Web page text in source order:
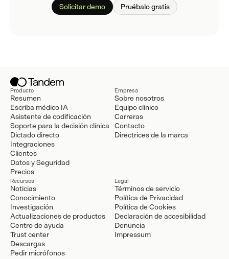
Solicitar demo Pruébalo gratis
Producto
Resumen
Escriba médico IA
Asistente de codificación
Soporte para la decisión clínica
Dictado directo
Integraciones
Clientes
Datos y Seguridad
Precios
Empresa
Sobre nosotros
Equipo clínico
Carreras
Contacto
Directrices de la marca
Recursos
Noticias
Conocimiento
Investigación
Actualizaciones de productos
Centro de ayuda
Trust center
Descargas
Pedir micrófonos
Legal
Términos de servicio
Política de Privacidad
Política de Cookies
Declaración de accesibilidad
Denuncia
Impressum